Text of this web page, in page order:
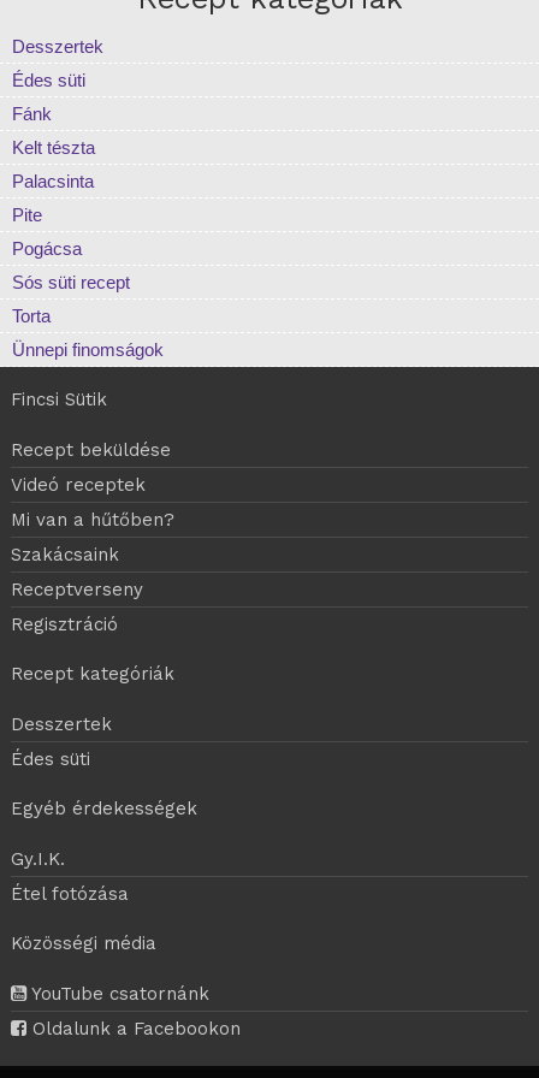
Desszertek
Édes süti
Fánk
Kelt tészta
Palacsinta
Pite
Pogácsa
Sós süti recept
Torta
Ünnepi finomságok
Fincsi Sütik
Recept beküldése
Videó receptek
Mi van a hűtőben?
Szakácsaink
Receptverseny
Regisztráció
Recept kategóriák
Desszertek
Édes süti
Egyéb érdekességek
Gy.I.K.
Étel fotózása
Közösségi média
YouTube csatornánk
Oldalunk a Facebookon